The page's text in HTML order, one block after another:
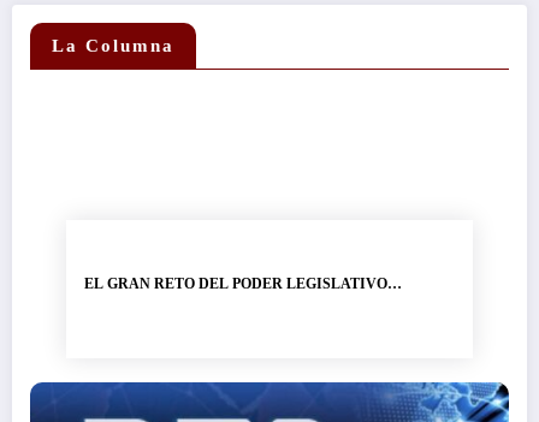
La Columna
EL GRAN RETO DEL PODER LEGISLATIVO…